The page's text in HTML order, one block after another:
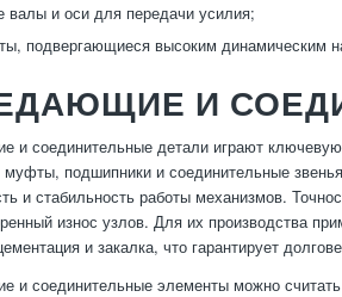
валы и оси для передачи усилия;
подвергающиеся высоким динамическим
И
и соединительные детали играют
подшипники и соединительные
и стабильность работы механизмов.
износ узлов. Для их производства
и закалка, что гарантирует
и соединительные элементы можно считать